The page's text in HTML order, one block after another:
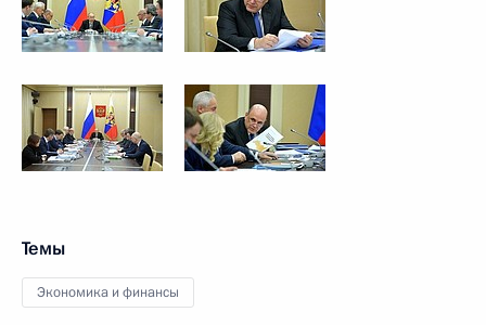
Темы
Экономика и финансы